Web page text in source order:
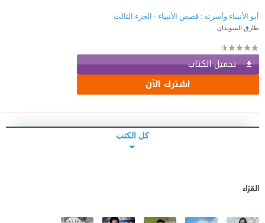
أبو الأنبياء وأسرته : قصص الأنبياء - الجزء الثالث
طارق السويدان
تحميل الكتاب
اشترك الآن
كل الكتب
القرّاء